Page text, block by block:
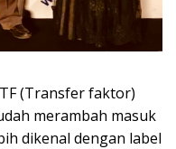
(Transfer faktor)
merambah masuk
dikenal dengan label